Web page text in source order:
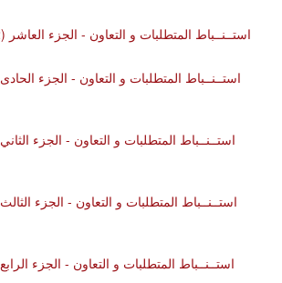
44_استــنــباط المتطلبات و التعاون - الجزء العاشر (3:32)